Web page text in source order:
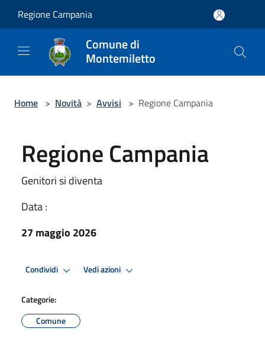
Regione Campania
Comune di
Montemiletto
Home > Novità > Avvisi > Regione Campania
Regione Campania
Genitori si diventa
Data :
27 maggio 2026
Condividi Vedi azioni
Categorie:
Comune